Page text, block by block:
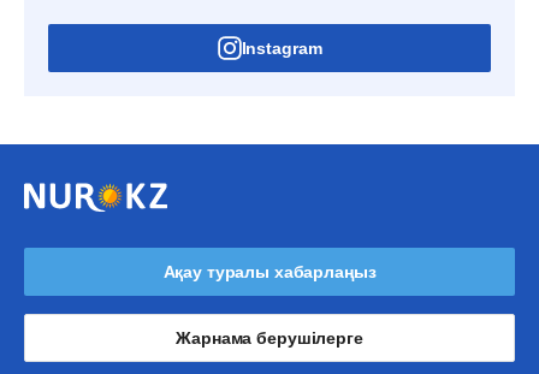
Instagram
Ақау туралы хабарлаңыз
Жарнама берушілерге